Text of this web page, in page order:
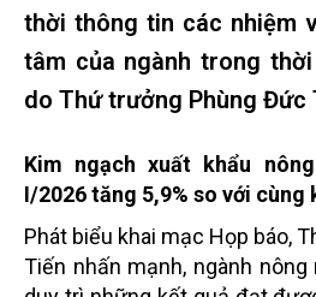
thời thông tin các nhiệm
tâm của ngành trong
do Thứ trưởng Phùng Đức
Kim ngạch xuất khẩu
I/2026 tăng 5,9% so với cùng
Phát biểu khai mạc Họp báo,
Tiến nhấn mạnh, ngành